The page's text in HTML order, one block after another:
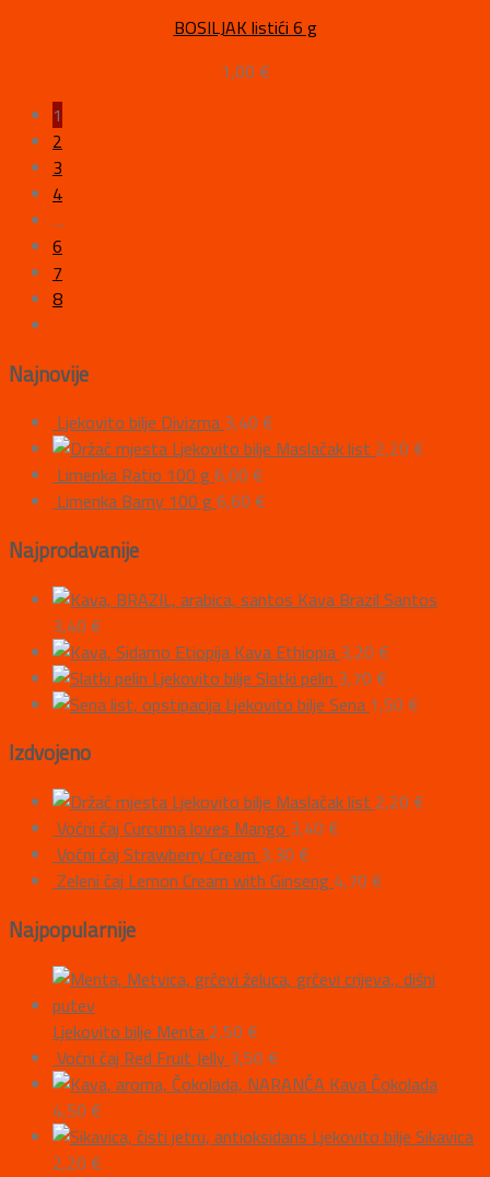
BOSILJAK listići 6 g
1,00 €
1
2
3
4
…
6
7
8
Najnovije
Ljekovito bilje Divizma 3,40 €
Ljekovito bilje Maslačak list 2,20 €
Limenka Ratio 100 g 6,00 €
Limenka Barny 100 g 6,60 €
Najprodavanije
Kava Brazil Santos
3,40 €
Kava Ethiopia 3,20 €
Ljekovito bilje Slatki pelin 3,70 €
Ljekovito bilje Sena 1,50 €
Izdvojeno
Ljekovito bilje Maslačak list 2,20 €
Voćni čaj Curcuma loves Mango 3,40 €
Voćni čaj Strawberry Cream 3,30 €
Zeleni čaj Lemon Cream with Ginseng 4,70 €
Najpopularnije
Ljekovito bilje Menta 2,50 €
Voćni čaj Red Fruit Jelly 3,50 €
Kava Čokolada
4,50 €
Ljekovito bilje Sikavica
2,20 €